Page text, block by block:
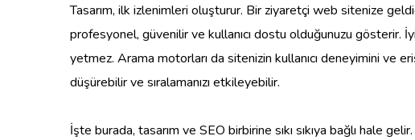
Tasarım, ilk izlenimleri oluşturur. Bir ziyaretçi web sitenize
profesyonel, güvenilir ve kullanıcı dostu olduğunuzu gösterir.
yetmez. Arama motorları da sitenizin kullanıcı deneyimini ve
düşürebilir ve sıralamanızı etkileyebilir.
İşte burada, tasarım ve SEO birbirine sıkı sıkıya bağlı hale